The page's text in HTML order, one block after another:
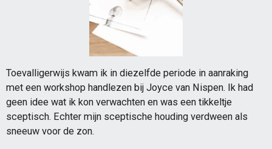
Toevalligerwijs kwam ik in diezelfde periode in aanraking
met een workshop handlezen bij Joyce van Nispen. Ik had
geen idee wat ik kon verwachten en was een tikkeltje
sceptisch. Echter mijn sceptische houding verdween als
sneeuw voor de zon.